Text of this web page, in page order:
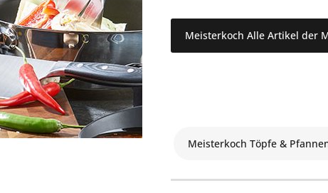
Meisterkoch Alle Artikel der
Meisterkoch Töpfe &